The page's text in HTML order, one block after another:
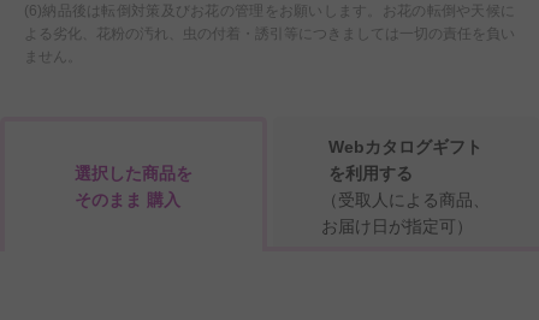
(6)納品後は転倒対策及びお花の管理をお願いします。お花の転倒や天候に
よる劣化、花粉の汚れ、虫の付着・誘引等につきましては一切の責任を負い
ません。
選択した商品を
そのまま 購入
Webカタログギフト
を利用する
（受取人による商品、
お届け日が指定可）